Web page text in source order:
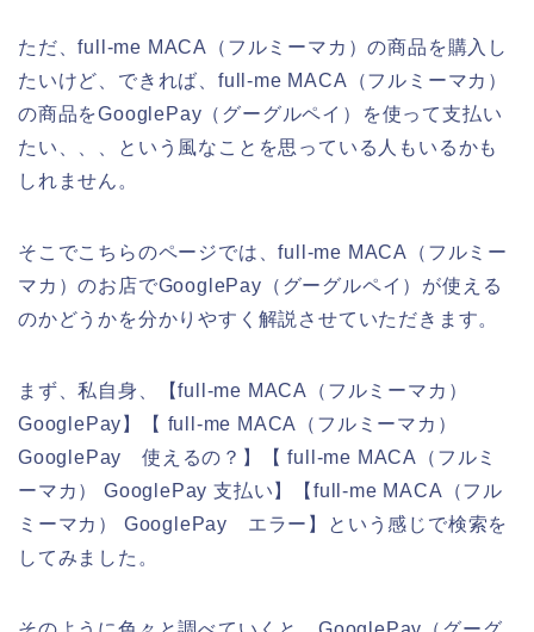
ただ、full-me MACA（フルミーマカ）の商品を購入し
たいけど、できれば、full-me MACA（フルミーマカ）
の商品をGooglePay（グーグルペイ）を使って支払い
たい、、、という風なことを思っている人もいるかも
しれません。
そこでこちらのページでは、full-me MACA（フルミー
マカ）のお店でGooglePay（グーグルペイ）が使える
のかどうかを分かりやすく解説させていただきます。
まず、私自身、【full-me MACA（フルミーマカ）
GooglePay】【 full-me MACA（フルミーマカ）
GooglePay 使えるの？】【 full-me MACA（フルミ
ーマカ） GooglePay 支払い】【full-me MACA（フル
ミーマカ） GooglePay エラー】という感じで検索を
してみました。